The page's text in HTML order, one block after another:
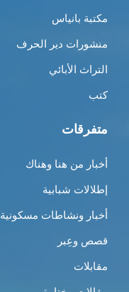
مكتبة بانياس
منشورات دير الحرف
التراث الأبائي
كتب
متفرقات
أخبار من هنا وهناك
إطلالات شبابية
أخبار ونشاطات مسكونية
قصص وعِبر
مقابلات